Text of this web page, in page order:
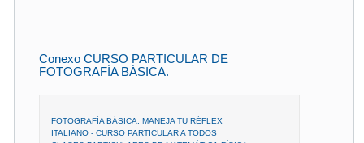
Conexo CURSO PARTICULAR DE
FOTOGRAFÍA BÁSICA.
FOTOGRAFÍA BÁSICA: MANEJA TU RÉFLEX
ITALIANO - CURSO PARTICULAR A TODOS